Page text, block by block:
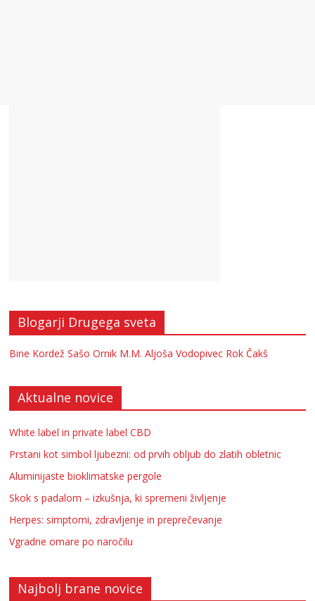
Blogarji Drugega sveta
Bine Kordež Sašo Ornik M.M. Aljoša Vodopivec Rok Čakš
Aktualne novice
White label in private label CBD
Prstani kot simbol ljubezni: od prvih obljub do zlatih obletnic
Aluminijaste bioklimatske pergole
Skok s padalom – izkušnja, ki spremeni življenje
Herpes: simptomi, zdravljenje in preprečevanje
Vgradne omare po naročilu
Najbolj brane novice